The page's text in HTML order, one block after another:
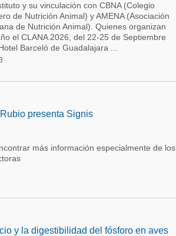
y su vinculación con CBNA (Colegio
de Nutrición Animal) y AMENA (Asociación
de Nutrición Animal). Quienes organizan
el CLANA 2026, del 22-25 de Septiembre
Barceló de Guadalajara ...
presenta Signis
más información especialmente de los
y la digestibilidad del fósforo en aves